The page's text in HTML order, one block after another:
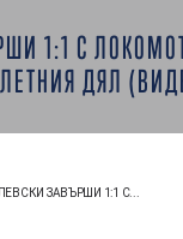
1:1 С
ДЯЛ
ЗАВЪРШИ 1:1 С...